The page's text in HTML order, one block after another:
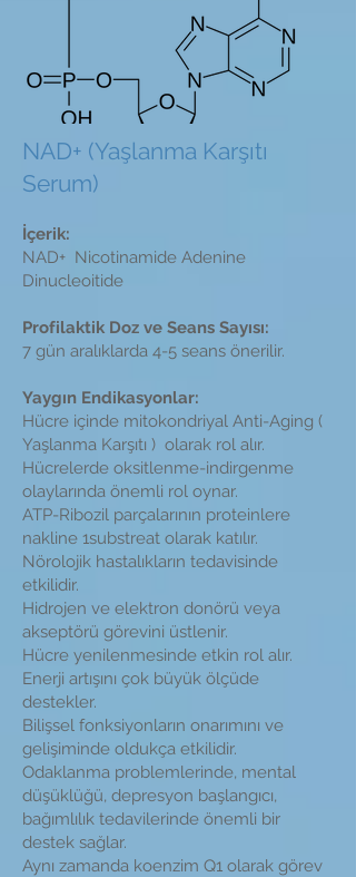
NAD+ (Yaşlanma Karşıtı
Serum)
İçerik:
NAD+ Nicotinamide Adenine
Dinucleoitide
Profilaktik Doz ve Seans Sayısı:
7 gün aralıklarda 4-5 seans önerilir.
Yaygın Endikasyonlar:
Hücre içinde mitokondriyal Anti-Aging (
Yaşlanma Karşıtı ) olarak rol alır.
Hücrelerde oksitlenme-indirgenme
olaylarında önemli rol oynar.
ATP-Ribozil parçalarının proteinlere
nakline 1substreat olarak katılır.
Nörolojik hastalıkların tedavisinde
etkilidir.
Hidrojen ve elektron donörü veya
akseptörü görevini üstlenir.
Hücre yenilenmesinde etkin rol alır.
Enerji artışını çok büyük ölçüde
destekler.
Bilişsel fonksiyonların onarımını ve
gelişiminde oldukça etkilidir.
Odaklanma problemlerinde, mental
düşüklüğü, depresyon başlangıcı,
bağımlılık tedavilerinde önemli bir
destek sağlar.
Aynı zamanda koenzim Q1 olarak görev